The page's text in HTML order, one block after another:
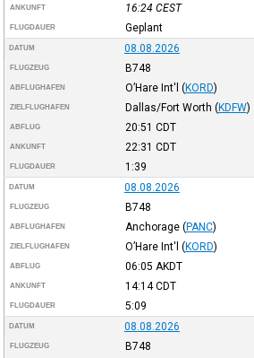
ANKUNFT 16:24 CEST
FLUGDAUER Geplant
DATUM 08.08.2026
FLUGZEUG B748
ABFLUGHAFEN O’Hare Int'l (KORD)
ZIELFLUGHAFEN Dallas/Fort Worth (KDFW)
ABFLUG 20:51 CDT
ANKUNFT 22:31 CDT
FLUGDAUER 1:39
DATUM 08.08.2026
FLUGZEUG B748
ABFLUGHAFEN Anchorage (PANC)
ZIELFLUGHAFEN O’Hare Int'l (KORD)
ABFLUG 06:05 AKDT
ANKUNFT 14:14CDT
FLUGDAUER 5:09
DATUM 08.08.2026
FLUGZEUG B748